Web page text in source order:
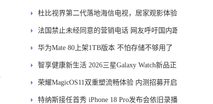
发DMS
杜比视界第二代落地海信电视，居家观影体验
能迎来哪些升级？
法国禁止未经同意的营销电话 网友呼吁国内跟
进
华为Mate 80上架1TB版本 不怕存储不够用了
智享健康新生活 2026三星Galaxy Watch新品正
式开售
荣耀MagicOS11双重塑流畅体验 内测招募开启
特纳斯接任首秀 iPhone 18 Pro发布会依旧录播